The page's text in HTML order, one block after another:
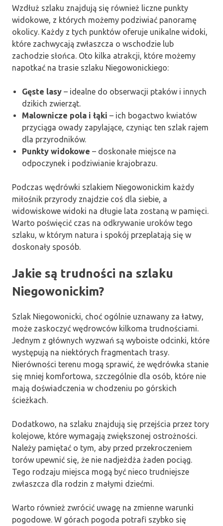
Wzdłuż szlaku znajdują się również liczne punkty
widokowe, z których możemy podziwiać panoramę
okolicy. Każdy z tych punktów oferuje unikalne widoki,
które zachwycają zwłaszcza o wschodzie lub
zachodzie słońca. Oto kilka atrakcji, które możemy
napotkać na trasie szlaku Niegowonickiego:
Gęste lasy – idealne do obserwacji ptaków i innych
dzikich zwierząt.
Malownicze pola i łąki – ich bogactwo kwiatów
przyciąga owady zapylające, czyniąc ten szlak rajem
dla przyrodników.
Punkty widokowe – doskonałe miejsce na
odpoczynek i podziwianie krajobrazu.
Podczas wędrówki szlakiem Niegowonickim każdy
miłośnik przyrody znajdzie coś dla siebie, a
widowiskowe widoki na długie lata zostaną w pamięci.
Warto poświęcić czas na odkrywanie uroków tego
szlaku, w którym natura i spokój przeplatają się w
doskonały sposób.
Jakie są trudności na szlaku
Niegowonickim?
Szlak Niegowonicki, choć ogólnie uznawany za łatwy,
może zaskoczyć wędrowców kilkoma trudnościami.
Jednym z głównych wyzwań są wyboiste odcinki, które
występują na niektórych fragmentach trasy.
Nierówności terenu mogą sprawić, że wędrówka stanie
się mniej komfortowa, szczególnie dla osób, które nie
mają doświadczenia w chodzeniu po górskich
ścieżkach.
Dodatkowo, na szlaku znajdują się przejścia przez tory
kolejowe, które wymagają zwiększonej ostrożności.
Należy pamiętać o tym, aby przed przekroczeniem
torów upewnić się, że nie nadjeżdża żaden pociąg.
Tego rodzaju miejsca mogą być nieco trudniejsze
zwłaszcza dla rodzin z małymi dziećmi.
Warto również zwrócić uwagę na zmienne warunki
pogodowe. W górach pogoda potrafi szybko się